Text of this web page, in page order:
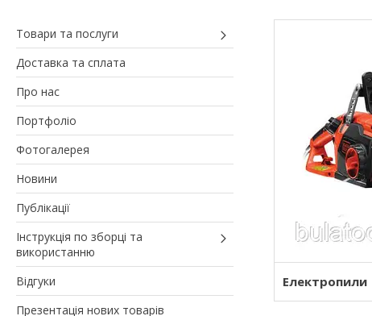
Товари та послуги
Доставка та сплата
Про нас
Портфоліо
Фотогалерея
Новини
Публікації
Інструкція по зборці та
використанню
Відгуки
Презентація нових товарів
Електропили